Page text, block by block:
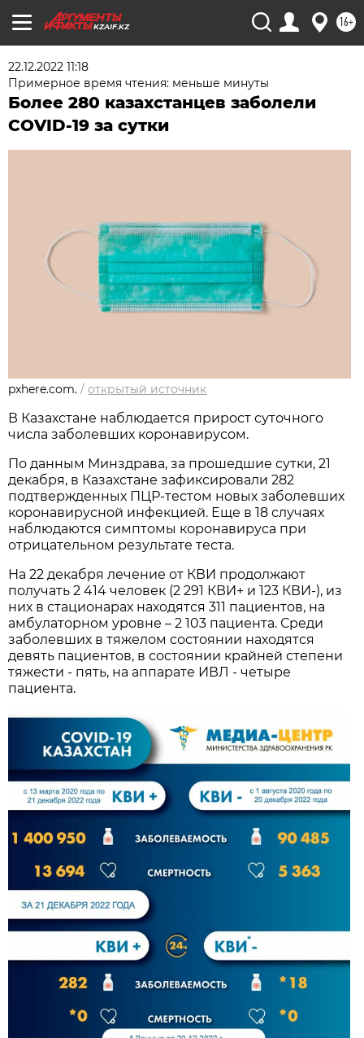
KZAIF.KZ 16+
22.12.2022 11:18
Примерное время чтения: меньше минуты
Более 280 казахстанцев заболели
COVID-19 за сутки
pxhere.com. /открытый источник
В Казахстане наблюдается прирост суточного
числа заболевших коронавирусом.
По данным Минздрава, за прошедшие сутки, 21
декабря, в Казахстане зафиксировали 282
подтвержденных ПЦР-тестом новых заболевших
коронавирусной инфекцией. Еще в 18 случаях
наблюдаются симптомы коронавируса при
отрицательном результате теста.
На 22 декабря лечение от КВИ продолжают
получать 2 414 человек (2 291 КВИ+ и 123 КВИ-), из
них в стационарах находятся 311 пациентов, на
амбулаторном уровне – 2 103 пациента. Среди
заболевших в тяжелом состоянии находятся
девять пациентов, в состоянии крайней степени
тяжести - пять, на аппарате ИВЛ - четыре
пациента.